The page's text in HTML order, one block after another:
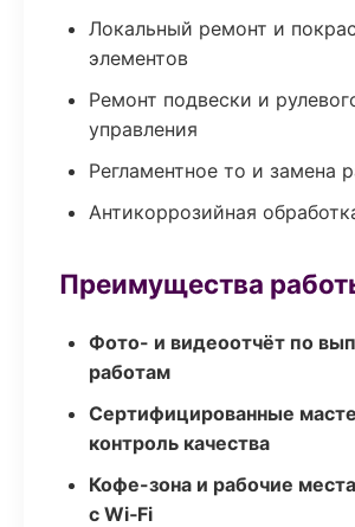
Локальный ремонт и
элементов
Ремонт подвески и
управления
Регламентное то и замена
Антикоррозийная
Преимущества
Фото- и видеоотчёт по
работам
Сертифицированные
контроль качества
Кофе-зона и рабочие
с Wi‑Fi